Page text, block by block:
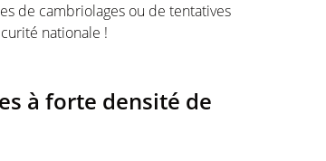
de cambriolages ou de tentatives
nationale !
à forte densité de